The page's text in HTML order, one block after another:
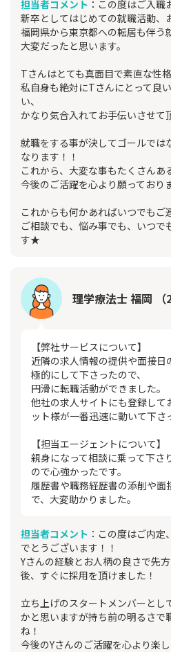
担当者コメント ：この度はご入職
新卒としてはじめての就職活動、
福岡県から東京都への転居も伴う
大変だったと思います。
Tさんはとても真面目で素直な性格
私自身も絶対にTさんにとって良
い、
かなり気合入れてお手伝いさせて
就職をする事が決してゴールでは
なります！！
これから、大変な事もたくさんあ
今後のご活躍を心より願っておりま
これからも何かあればいつでもご
ご相談でも、悩み事でも、いつで
す★
理学療法士 福岡 （
【弊社サービスについて】
近隣の求人情報の提供や面接日
極的にして下さったので、
円滑に転職活動ができました。
他社の求人サイトにも登録して
ット様が一番迅速に動いて下さ
【担当エージェントについて】
親身になって相談に乗って下さ
ので心強かったです。
履歴書や職務経歴書の添削や
で、大変助かりました。
担当者コメント ：この度はご内
でとうございます！！
Yさんの経験とお人柄の良さで先
後、すぐに採用を頂けました！
立ち上げのスタートメンバーとし
かと思いますが持ち前の明るさで
ね！
今後のYさんのご活躍を心より楽